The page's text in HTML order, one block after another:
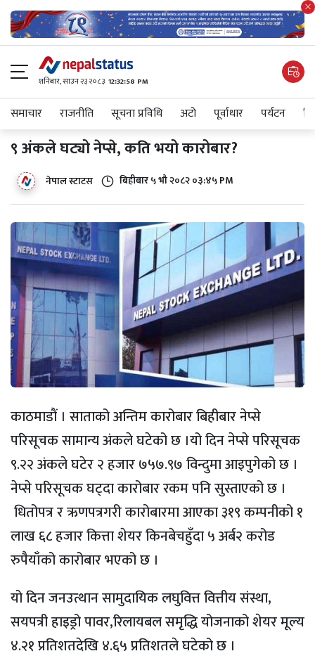
शनिबार, साउन २३ २०८३ 12:32:59 PM
समाचार राजनीति सूचना प्रविधि अटाे पूर्वाधार पर्यटन
९ अंकले घट्यो नेप्से, कति भयो कारोबार?
नेपाल स्टाटस बिहीबार ५ भौ २०८२ ०३:४५ PM
काठमाडाैं । साताको अन्तिम कारोबार बिहीबार नेप्से
परिसूचक सामान्य अंकले घटेको छ ।यो दिन नेप्से परिसूचक
९.२२ अंकले घटेर २ हजार ७५७.९७ विन्दुमा आइपुगेको छ ।
नेप्से परिसूचक घट्दा कारोबार रकम पनि सुस्ताएको छ ।
धितोपत्र र ऋणपत्रगरी कारोबारमा आएका ३१९ कम्पनीको १
लाख ६८ हजार कित्ता शेयर किनबेचहुँदा ५ अर्ब२ करोड
रुपैयाँको कारोबार भएको छ ।
यो दिन जनउत्थान सामुदायिक लघुवित्त वित्तीय संस्था,
सयपत्री हाइड्रो पावर,रिलायबल समृद्धि योजनाको शेयर मूल्य
४.२१ प्रतिशतदेखि ४.६५ प्रतिशतले घटेको छ ।